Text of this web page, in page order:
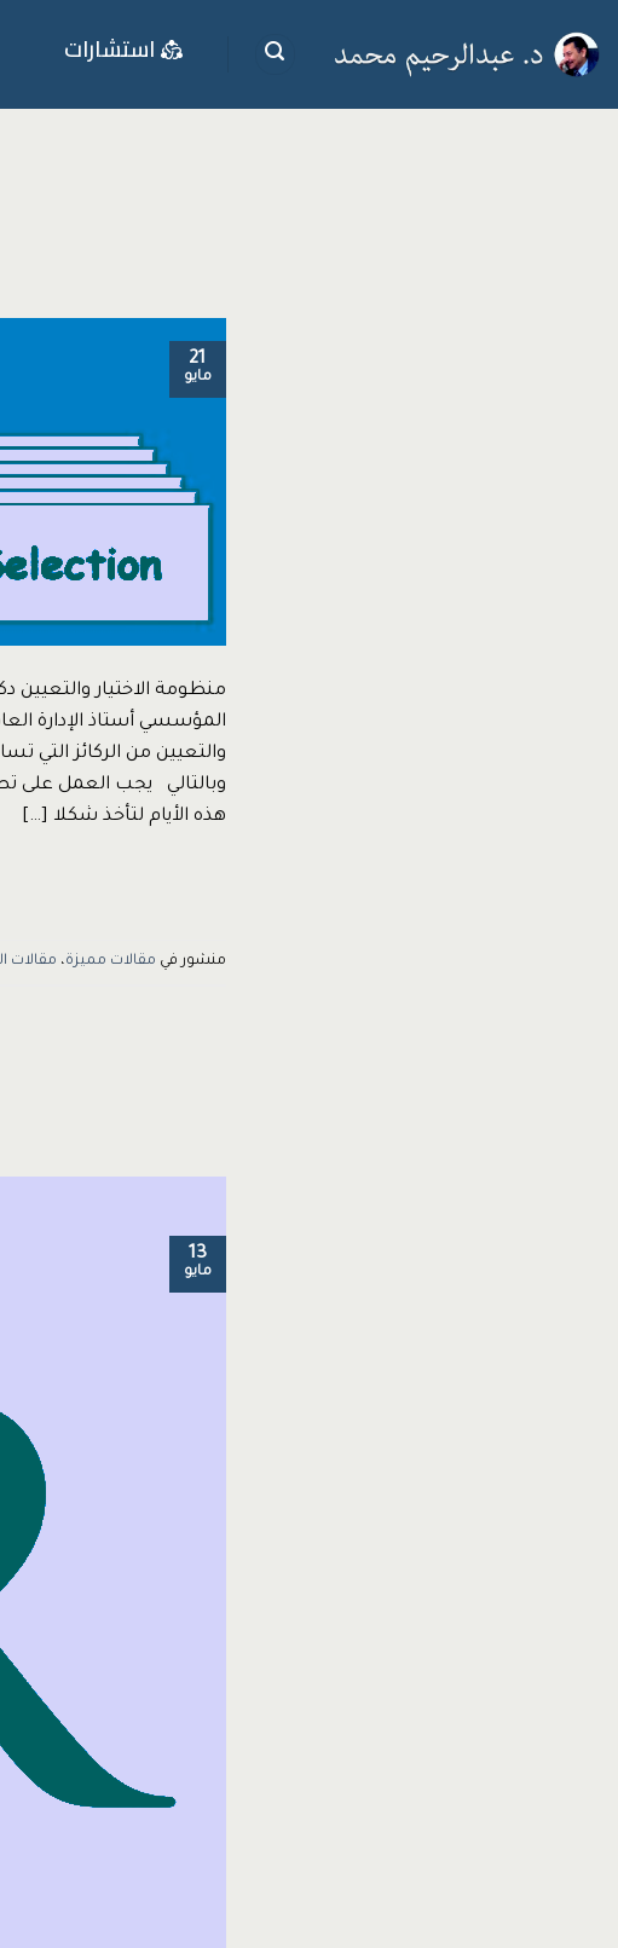
للمحتوى
استشارات
21
مايو
منظومة الاختيار
والتعيين من الركائز
وبالتالي يجب العمل على
هذه الأيام لتأخذ شكلا […]
منشور في مقالات مميزة، مقالات
13
مايو